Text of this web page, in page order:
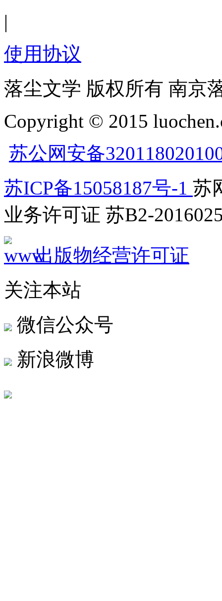
|
使用协议
落尘文学 版权所有 南京
Copyright © 2015
苏公网安备
苏ICP备15058187号-1 苏
业务许可证 苏B2-
出版物经营许可证
关注本站
微信公众号
新浪微博